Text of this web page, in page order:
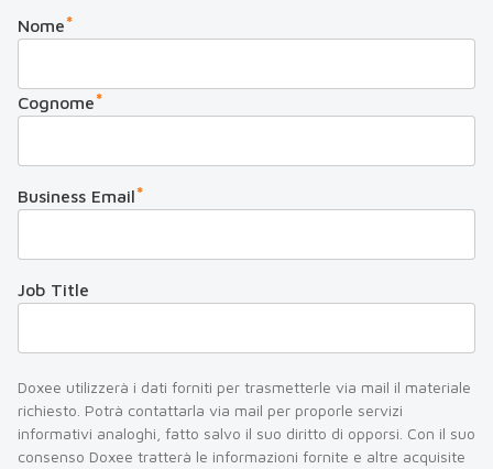
Nome*
Cognome*
Business Email*
Job Title
Doxee utilizzerà i dati forniti per trasmetterle via mail il materiale
richiesto. Potrà contattarla via mail per proporle servizi
informativi analoghi, fatto salvo il suo diritto di opporsi. Con il suo
consenso Doxee tratterà le informazioni fornite e altre acquisite